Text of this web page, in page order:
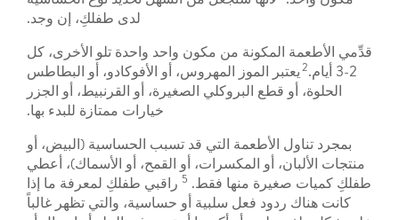
لدى طفلكِ، إن وجد.
قدِّمي الأطعمة المكونة من مكون واحد واحدة تلو الأخرى، كل
2-3 أيام.
2يعتبر الموز المهروس، أو الأفوكادو، أو البطاطس
الحلوة، أو قطع البروكلي الصغيرة، أو القرنبيط، أو الجزر
خيارات ممتازة للبدء بها.
بمجرد تناول الأطعمة التي قد تسبب الحساسية (البيض، أو
منتجات الألبان، أو المكسرات، أو القمح، أو الأسماك)، أعطي
طفلكِ كميات صغيرة منها فقط. 5 راقبي طفلكِ لمعرفة ما إذا
كانت هناك ردود فعل سلبية أو حساسية، والتي تظهر غالباً